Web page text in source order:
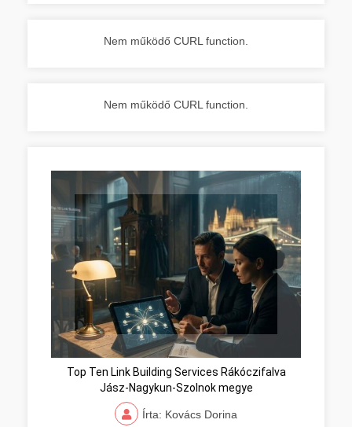
Nem működő CURL function.
Nem működő CURL function.
Top Ten Link Building Services Rákóczifalva
Jász-Nagykun-Szolnok megye
Írta: Kovács Dorina